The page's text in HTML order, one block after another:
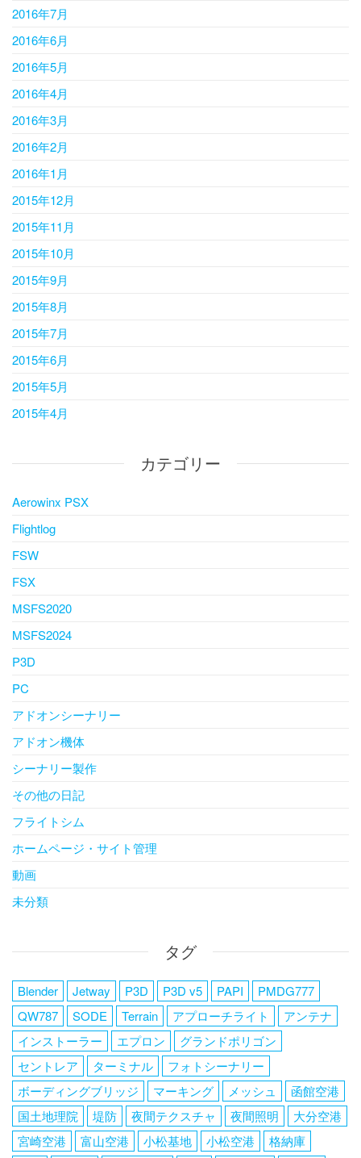
2016年7月
2016年6月
2016年5月
2016年4月
2016年3月
2016年2月
2016年1月
2015年12月
2015年11月
2015年10月
2015年9月
2015年8月
2015年7月
2015年6月
2015年5月
2015年4月
カテゴリー
Aerowinx PSX
Flightlog
FSW
FSX
MSFS2020
MSFS2024
P3D
PC
アドオンシーナリー
アドオン機体
シーナリー製作
その他の日記
フライトシム
ホームページ・サイト管理
動画
未分類
タグ
Blender Jetway P3D P3D v5 PAPI
PMDG777
QW787
SODE Terrain アプローチライト
アンテナ
インストーラー
エプロン
グランドポリゴン
セントレア
ターミナル
フォトシーナリー
ボーディングブリッジ
マーキング メッシュ
函館空港
国土地理院
堤防 夜間テクスチャ 夜間照明
大分空港
宮崎空港
富山空港 小松基地 小松空港
格納庫